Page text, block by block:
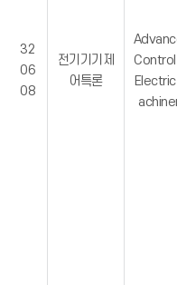
32
06
08
전기기기제
어특론